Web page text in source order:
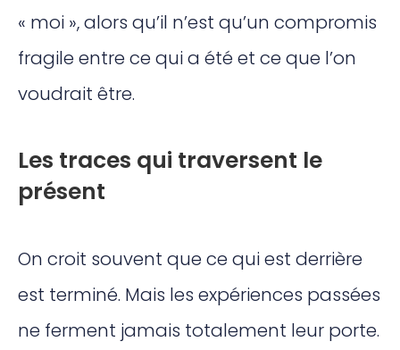
« moi », alors qu’il n’est qu’un compromis
fragile entre ce qui a été et ce que l’on
voudrait être.
Les traces qui traversent le
présent
On croit souvent que ce qui est derrière
est terminé. Mais les expériences passées
ne ferment jamais totalement leur porte.